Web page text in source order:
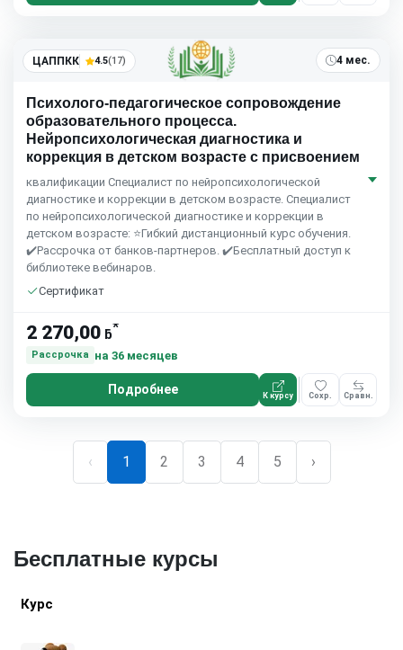
ЦАППКК 4.5(17) 4 мес.
Психолого-педагогическое сопровождение
образовательного процесса.
Нейропсихологическая диагностика и
коррекция в детском возрасте с присвоением
квалификации Специалист по нейропсихологической
диагностике и коррекции в детском возрасте. Специалист
по нейропсихологической диагностике и коррекции в
детском возрасте: ⭐Гибкий дистанционный курс обучения.
✔️Рассрочка от банков-партнеров. ✔️Бесплатный доступ к
библиотеке вебинаров.
Сертификат
2 270,00 ƃ*
Рассрочка на 36 месяцев
Подробнее К курсу Сохр. Сравн.
‹ 1 2 3 4 5 ›
Бесплатные курсы
Курс